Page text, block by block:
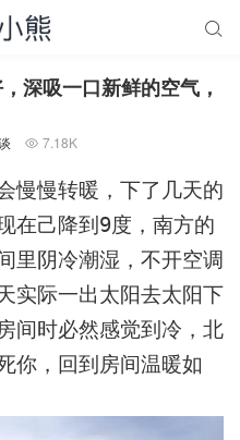

深吸一口新鲜的空气，
 7.18K
慢慢转暖，下了几天的
在己降到9度，南方的
里阴冷潮湿，不开空调
实际一出太阳去太阳下
间时必然感觉到冷，北
你，回到房间温暖如